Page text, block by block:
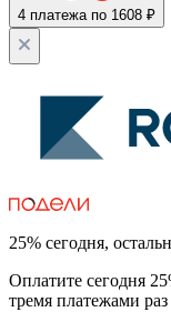
4 платежа по 1608 ₽
25% сегодня,
Оплатите сегодня
тремя платежами